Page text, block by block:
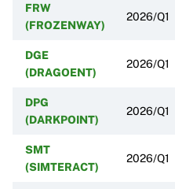
FRW
(FROZENWAY)
2026/Q1
DGE
(DRAGOENT)
2026/Q1
DPG
(DARKPOINT)
2026/Q1
SMT
(SIMTERACT)
2026/Q1